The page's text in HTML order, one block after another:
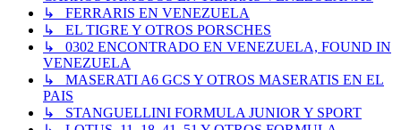
↳ FERRARIS EN VENEZUELA
↳ EL TIGRE Y OTROS PORSCHES
↳ 0302 ENCONTRADO EN VENEZUELA, FOUND IN
VENEZUELA
↳ MASERATI A6 GCS Y OTROS MASERATIS EN EL
PAIS
↳ STANGUELLINI FORMULA JUNIOR Y SPORT